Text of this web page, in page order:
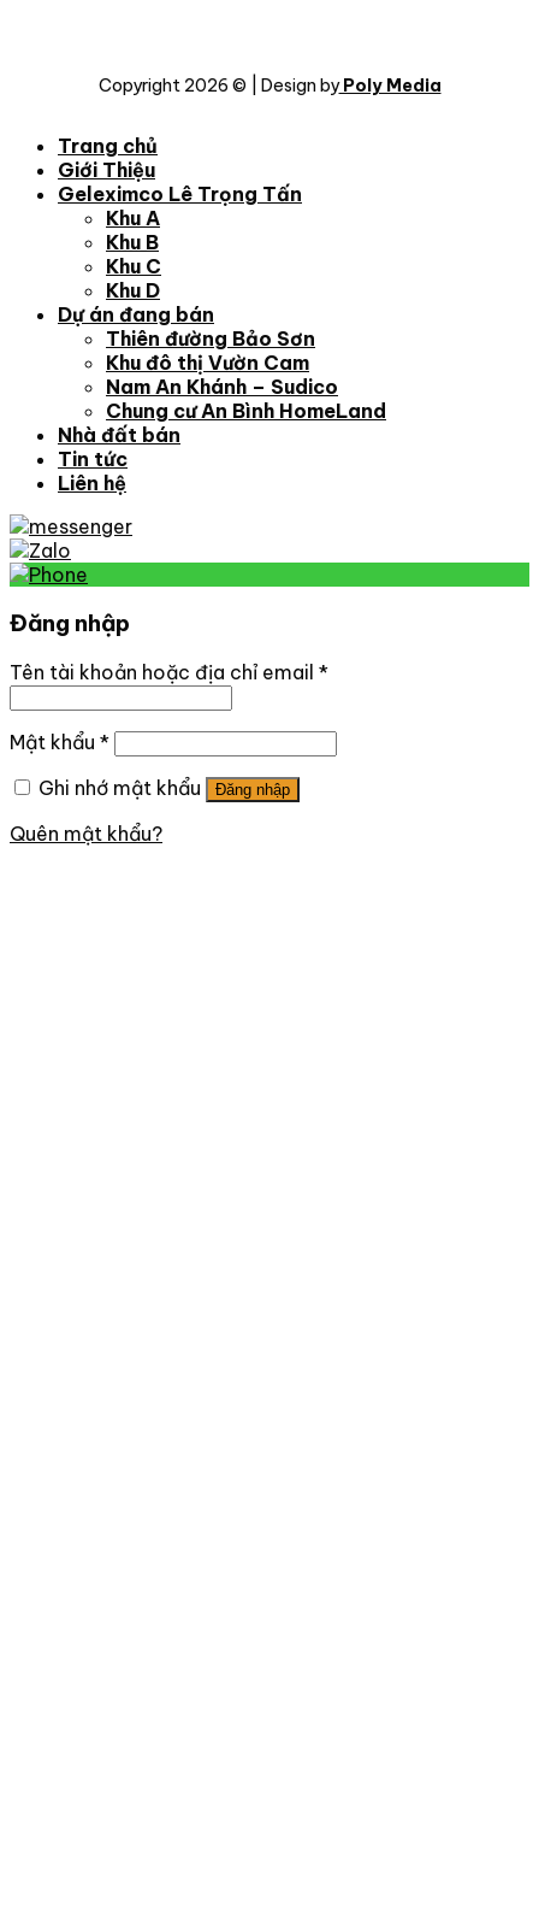
Copyright 2026 © | Design byPoly Media
Trang chủ
Giới Thiệu
Geleximco Lê Trọng Tấn
Khu A
Khu B
Khu C
Khu D
Dự án đang bán
Thiên đường Bảo Sơn
Khu đô thị Vườn Cam
Nam An Khánh – Sudico
Chung cư An Bình HomeLand
Nhà đất bán
Tin tức
Liên hệ
Đăng nhập
Tên tài khoản hoặc địa chỉ email *
Mật khẩu *
Ghi nhớ mật khẩu
Đăng nhập
Quên mật khẩu?